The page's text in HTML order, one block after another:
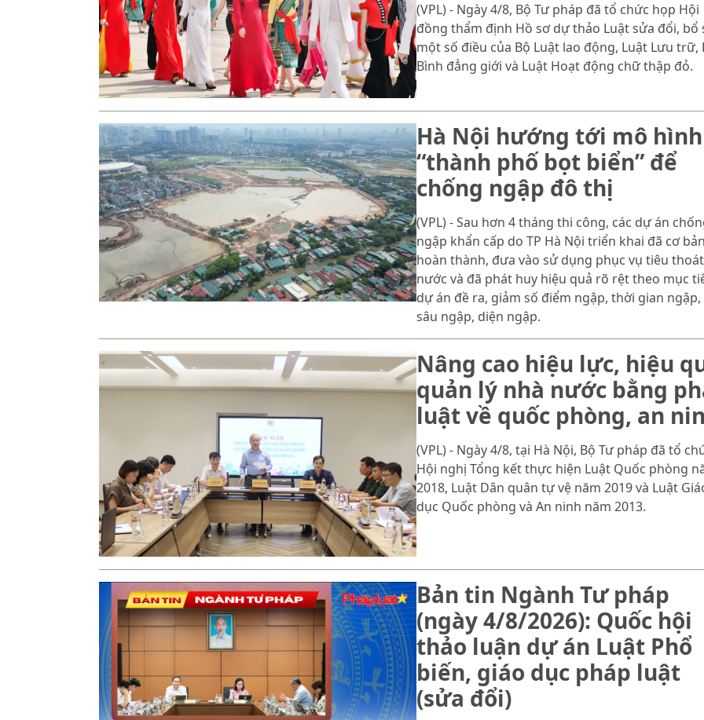
(VPL) - Ngày 4/8, Bộ Tư pháp đã tổ chức họp Hội
đồng thẩm định Hồ sơ dự thảo Luật sửa đổi, bổ
một số điều của Bộ Luật lao động, Luật Lưu trữ,
Bình đẳng giới và Luật Hoạt động chữ thập đỏ.
Hà Nội hướng tới mô hình
“thành phố bọt biển” để
chống ngập đô thị
(VPL) - Sau hơn 4 tháng thi công, các dự án
ngập khẩn cấp do TP Hà Nội triển khai đã cơ bản
hoàn thành, đưa vào sử dụng phục vụ tiêu thoát
nước và đã phát huy hiệu quả rõ rệt theo mục
dự án đề ra, giảm số điểm ngập, thời gian ngập,
sâu ngập, diện ngập.
Nâng cao hiệu lực, hiệu
quản lý nhà nước bằng
luật về quốc phòng, an
(VPL) - Ngày 4/8, tại Hà Nội, Bộ Tư pháp đã tổ
Hội nghị Tổng kết thực hiện Luật Quốc phòng
2018, Luật Dân quân tự vệ năm 2019 và Luật
dục Quốc phòng và An ninh năm 2013.
Bản tin Ngành Tư pháp
(ngày 4/8/2026): Quốc hội
thảo luận dự án Luật Phổ
biến, giáo dục pháp luật
(sửa đổi)